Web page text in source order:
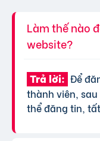
Làm thế nào
website?
Trả lời: Để
thành viên,
thể đăng tin,